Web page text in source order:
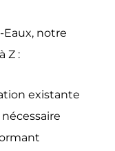
notre
Z :
existante